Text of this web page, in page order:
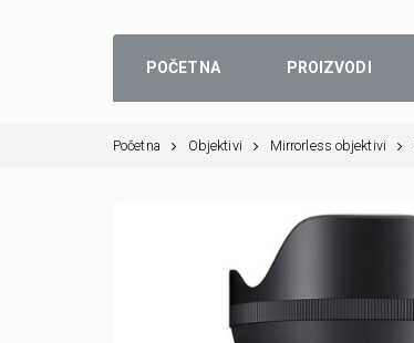
POČETNA PROIZVODI
Početna Objektivi Mirrorless objektivi